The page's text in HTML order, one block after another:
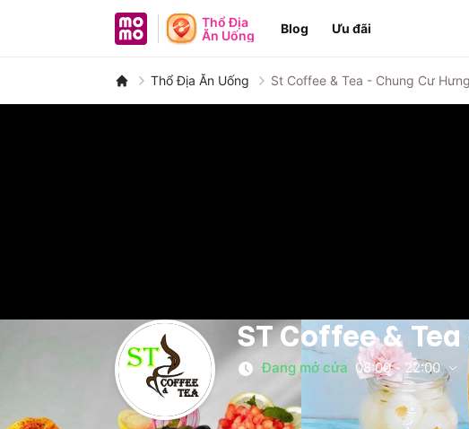
MoMo - Ứng dụng tài chính
Thổ Địa
Ăn Uống
Blog Ưu đãi
Thổ Địa Ăn Uống St Coffee & Tea - Chung Cư
ST Coffee &
Đang mở cửa 08:00- 22:00